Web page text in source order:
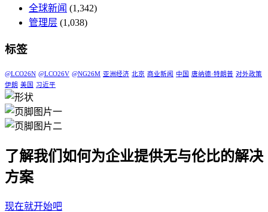
全球新闻 (1,342)
管理层 (1,038)
标签
@LCO26N @LCO26V @NG26M 亚洲经济 北京 商业新闻 中国 唐纳德·特朗普 对外政策
伊朗 美国 习近平
了解我们如何为企业提供无与伦比的解决
方案
现在就开始吧